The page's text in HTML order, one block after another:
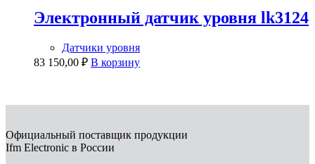
Электронный датчик уровня lk3124
Датчики уровня
83 150,00 ₽ В корзину
Официальный поставщик продукции
Ifm Electronic в России